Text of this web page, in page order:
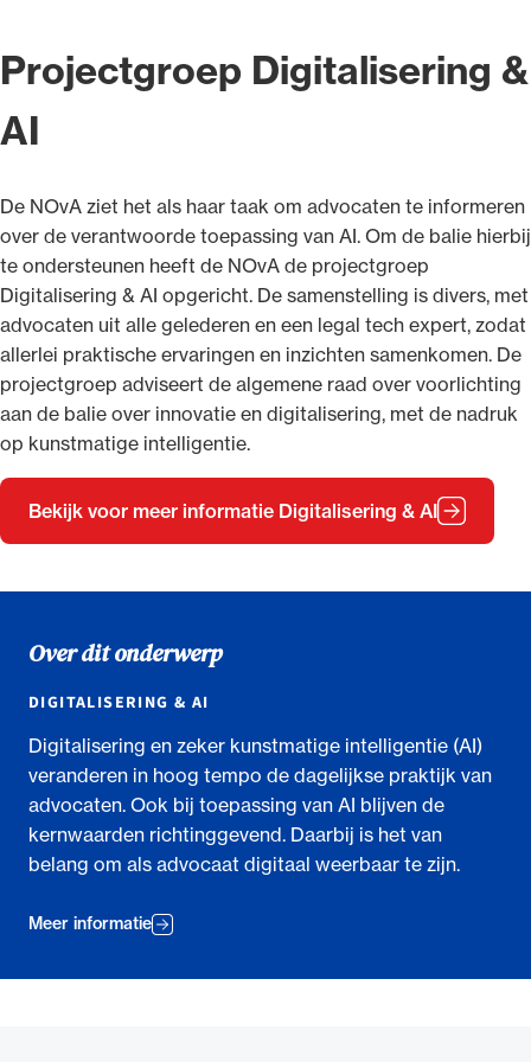
Projectgroep Digitalisering &
AI
De NOvA ziet het als haar taak om advocaten te informeren
over de verantwoorde toepassing van AI. Om de balie hierbij
te ondersteunen heeft de NOvA de projectgroep
Digitalisering & AI opgericht. De samenstelling is divers, met
advocaten uit alle gelederen en een legal tech expert, zodat
allerlei praktische ervaringen en inzichten samenkomen. De
projectgroep adviseert de algemene raad over voorlichting
aan de balie over innovatie en digitalisering, met de nadruk
op kunstmatige intelligentie.
Bekijk voor meer informatie Digitalisering & AI
Over dit onderwerp
DIGITALISERING & AI
Digitalisering en zeker kunstmatige intelligentie (AI)
veranderen in hoog tempo de dagelijkse praktijk van
advocaten. Ook bij toepassing van AI blijven de
kernwaarden richtinggevend. Daarbij is het van
belang om als advocaat digitaal weerbaar te zijn.
Meer informatie